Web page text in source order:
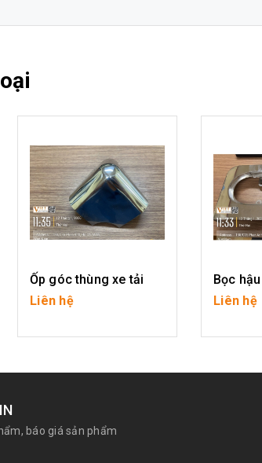
Ốp góc thùng xe tải
Liên hệ
Bọc
Liên hệ
báo giá sản phẩm